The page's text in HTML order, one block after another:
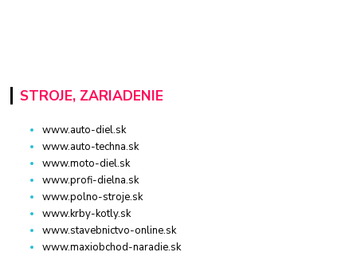
STROJE, ZARIADENIE
www.auto-diel.sk
www.auto-techna.sk
www.moto-diel.sk
www.profi-dielna.sk
www.polno-stroje.sk
www.krby-kotly.sk
www.stavebnictvo-online.sk
www.maxiobchod-naradie.sk